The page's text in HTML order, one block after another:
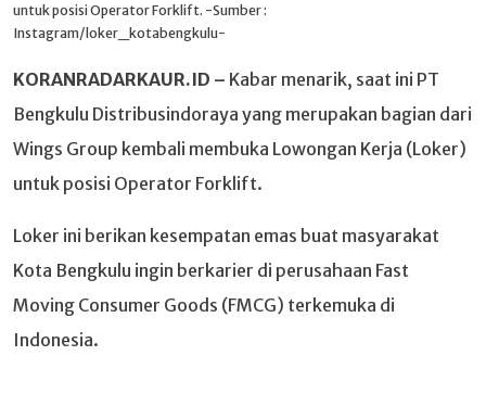
untuk posisi Operator Forklift. -Sumber :
Instagram/loker_kotabengkulu-
KORANRADARKAUR.ID – Kabar menarik, saat ini PT
Bengkulu Distribusindoraya yang merupakan bagian dari
Wings Group kembali membuka Lowongan Kerja (Loker)
untuk posisi Operator Forklift.
Loker ini berikan kesempatan emas buat masyarakat
Kota Bengkulu ingin berkarier di perusahaan Fast
Moving Consumer Goods (FMCG) terkemuka di
Indonesia.